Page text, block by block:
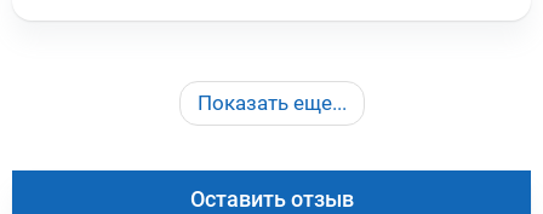
Показать еще...
Оставить отзыв